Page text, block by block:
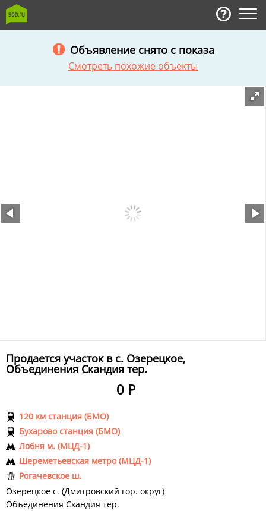
Объявление снято с показа
Смотреть похожие объекты
Продается участок в с. Озерецкое,
Объединения Скандия тер.
0 Р
120 км станция (БМО)
Бухарово станция (БМО)
Лобня м. (МЦД-1)
Шереметьевская метро (МЦД-1)
Рогачевское ш.
Озерецкое с. (Дмитровский гор. округ)
Объединения Скандия тер.